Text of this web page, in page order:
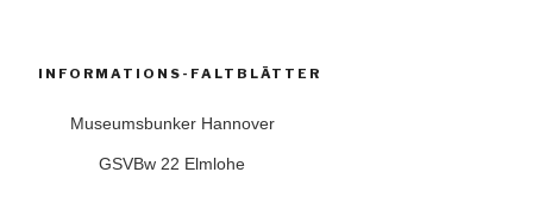
INFORMATIONS-FALTBLÄTTER
Museumsbunker Hannover
GSVBw 22 Elmlohe